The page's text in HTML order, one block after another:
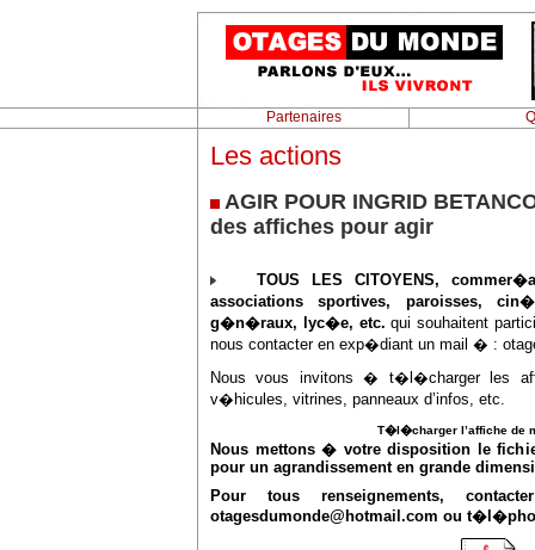
Partenaires
Les actions
AGIR POUR INGRID
des affiches pour agir
TOUS LES CITOYENS,
associations sportives, paroisses,
g�n�raux, lyc�e, etc. qui souhaitent
nous contacter en exp�diant un mail � :
Nous vous invitons � t�l�charger les
v�hicules, vitrines, panneaux d’infos, etc.
T�l�charger l’affiche de
Nous mettons � votre disposition le
pour un agrandissement en grande
Pour tous renseignements,
otagesdumonde@hotmail.com ou